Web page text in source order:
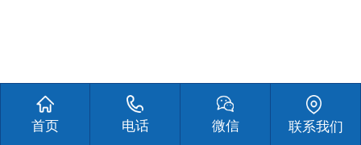
首页 电话 微信 联系我们